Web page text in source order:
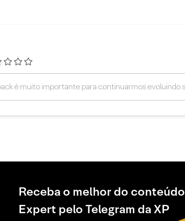
Receba o melhor do conteúdo
Expert pelo Telegram da XP